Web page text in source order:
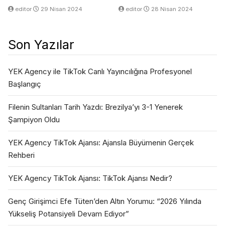
editor 29 Nisan 2024 editor 28 Nisan 2024
Son Yazılar
YEK Agency ile TikTok Canlı Yayıncılığına Profesyonel
Başlangıç
Filenin Sultanları Tarih Yazdı: Brezilya’yı 3-1 Yenerek
Şampiyon Oldu
YEK Agency TikTok Ajansı: Ajansla Büyümenin Gerçek
Rehberi
YEK Agency TikTok Ajansı: TikTok Ajansı Nedir?
Genç Girişimci Efe Tüten’den Altın Yorumu: “2026 Yılında
Yükseliş Potansiyeli Devam Ediyor”